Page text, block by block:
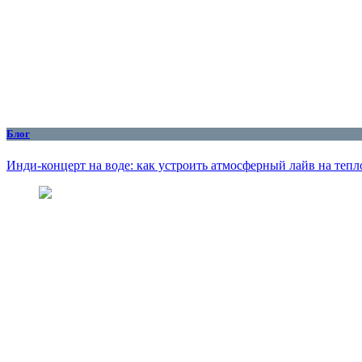
Блог
Инди-концерт на воде: как устроить атмосферный лайв на